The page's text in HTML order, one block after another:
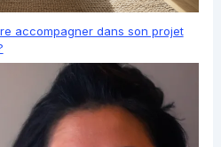
accompagner dans son projet